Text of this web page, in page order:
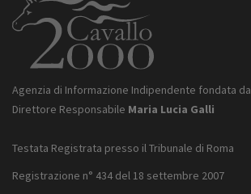
Agenzia di Informazione Indipendente fondata da
Direttore Responsabile Maria Lucia Galli
Testata Registrata presso il Tribunale di Roma
Registrazione n° 434 del 18 settembre 2007